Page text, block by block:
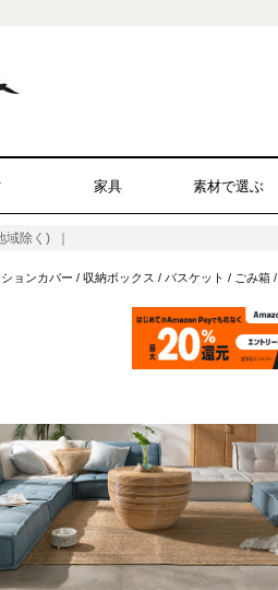
家具 素材で選ぶ
域除く) ｜
ョンカバー / 収納ボックス / バスケット / ごみ箱/